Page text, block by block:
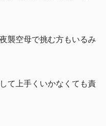
襲空母で挑む方もいるみ
て上手くいかなくても責